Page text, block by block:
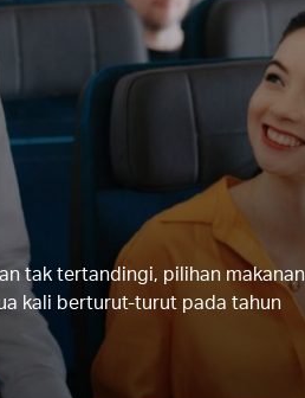
tak tertandingi, pilihan makanan
kali berturut-turut pada tahun